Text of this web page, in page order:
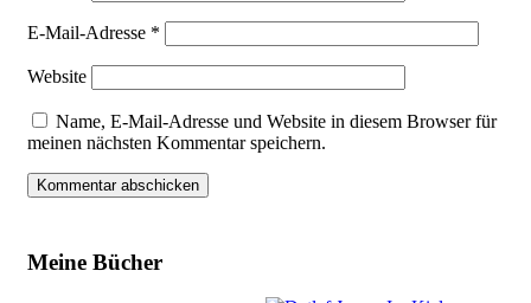
E-Mail-Adresse *
Website
Name, E-Mail-Adresse und Website in diesem Browser für
meinen nächsten Kommentar speichern.
Meine Bücher